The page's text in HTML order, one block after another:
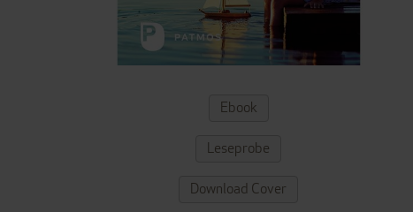
ZUM
ANFANG
BILDERGALERIE
Ebook
Leseprobe
Download Cover